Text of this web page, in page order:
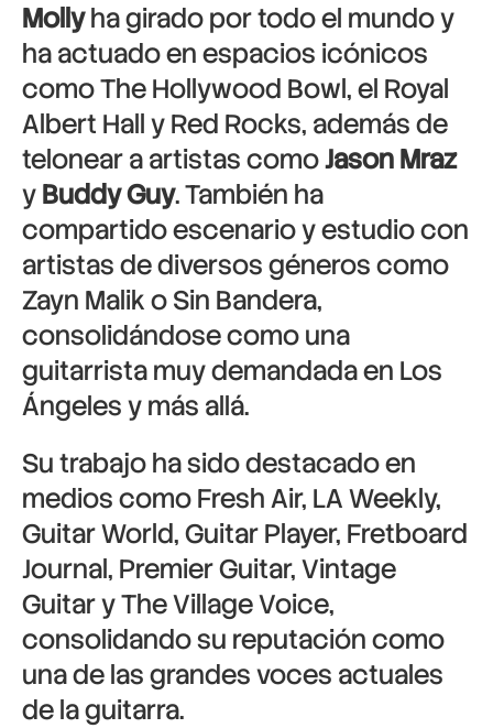
Mollyha girado por todo el mundo y
ha actuado en espacios icónicos
como The Hollywood Bowl, el Royal
Albert Hall y Red Rocks, además de
telonear a artistas comoJason Mraz
yBuddy Guy. También ha
compartido escenario y estudio con
artistas de diversos géneros como
Zayn Malik o Sin Bandera,
consolidándose como una
guitarrista muy demandada en Los
Ángeles y más allá.
Su trabajo ha sido destacado en
medios como Fresh Air, LA Weekly,
Guitar World, Guitar Player, Fretboard
Journal, Premier Guitar, Vintage
Guitar y The Village Voice,
consolidando su reputación como
una de las grandes voces actuales
de la guitarra.